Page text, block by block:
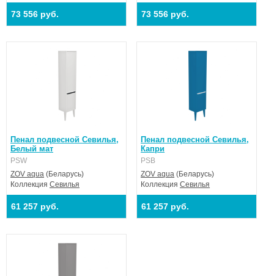
73 556 руб. 73 556 руб.
Пенал подвесной Севилья,
Белый мат
PSW
ZOV aqua (Беларусь)
Коллекция Севилья
61 257 руб.
Пенал подвесной Севилья,
Капри
PSB
ZOV aqua (Беларусь)
КоллекцияСевилья
61 257 руб.